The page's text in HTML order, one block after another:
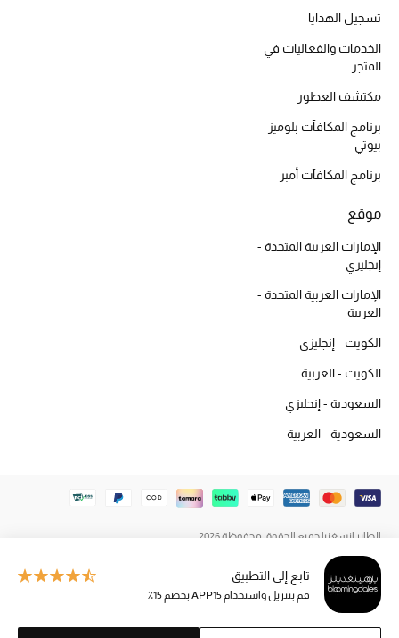
الأكثر مبيعاً
العطور
مكتشف العطور
المكياج
العناية بالبشرة
مستحضرات العناية
مستحضرات الاستحمام والعناية بالجسم
هدايا
مجموعة الجمال
الجمال في بلوميز
تابع إلى التطبيق
قم بتنزيل واستخدام APP15 بخصم 15٪
تسجيل الهدايا
الخدمات والفعاليات في
المتجر
مكتشف العطور
برنامج المكافآت بلوميز
بيوتي
برنامج المكافآت أمبر
موقع
الإمارات العربية المتحدة -
إنجليزي
الإمارات العربية المتحدة -
العربية
الكويت - إنجليزي
الكويت - العربية
السعودية - إنجليزي
السعودية - العربية
الطاير إنسغنيا جميع الحقوق محفوظة 2026